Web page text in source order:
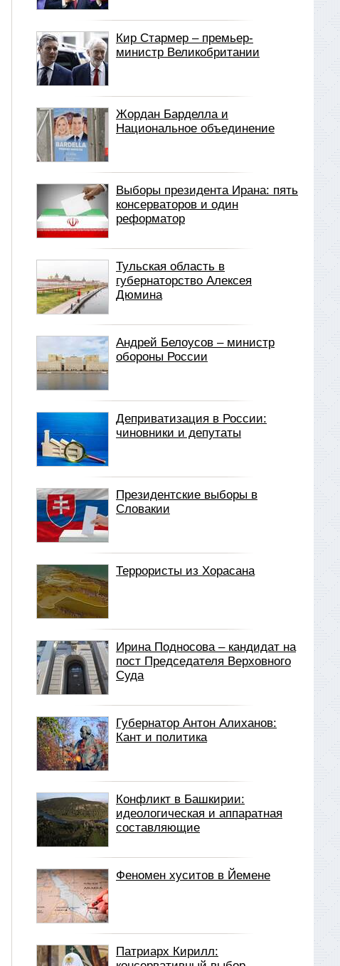
Кир Стармер – премьер-
министр Великобритании
Жордан Барделла и
Национальное объединение
Выборы президента Ирана: пять
консерваторов и один
реформатор
Тульская область в
губернаторство Алексея
Дюмина
Андрей Белоусов – министр
обороны России
Деприватизация в России:
чиновники и депутаты
Президентские выборы в
Словакии
Террористы из Хорасана
Ирина Подносова – кандидат на
пост Председателя Верховного
Суда
Губернатор Антон Алиханов:
Кант и политика
Конфликт в Башкирии:
идеологическая и аппаратная
составляющие
Феномен хуситов в Йемене
Патриарх Кирилл: